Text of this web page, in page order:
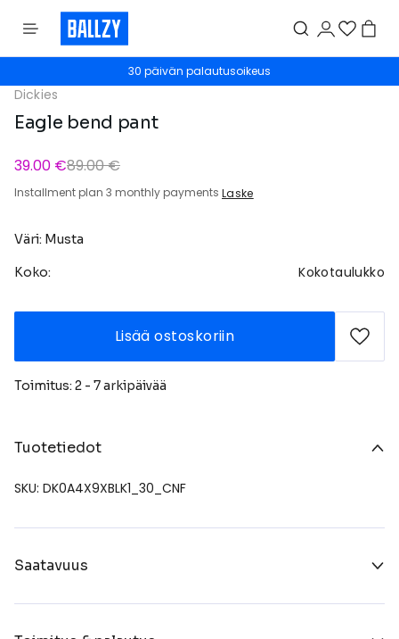
30 päivän palautusoikeus
Dickies
Eagle bend pant
39.00 €89.00 €
Installment plan 3 monthly payments Laske
Väri: Musta
Koko: Kokotaulukko
Lisää ostoskoriin
Toimitus: 2 - 7 arkipäivää
Tuotetiedot
SKU: DK0A4X9XBLK1_30_CNF
Saatavuus